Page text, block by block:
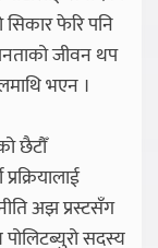
सिकार फेरि पनि
जीवन थप
भएन ।
छैटौँ
अझ प्रस्टसँग
पोलिटब्युरो सदस्य